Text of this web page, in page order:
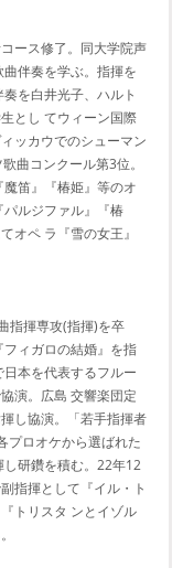
ース修了。同大学院声
伴奏を学ぶ。指揮を
を白井光子、ハルト
とし てウィーン国際
ッカウでのシューマン
曲コンクール第3位。
笛』『椿姫』等のオ
ルジファル』『椿
オペ ラ『雪の女王』
指揮専攻(指揮)を卒
ィガロの結婚』を指
本を代表するフルー
演。広島 交響楽団定
し協演。「若手指揮者
プロオケから選ばれた
研鑽を積む。22年12
指揮として『イル・ト
トリスタ ンとイゾル